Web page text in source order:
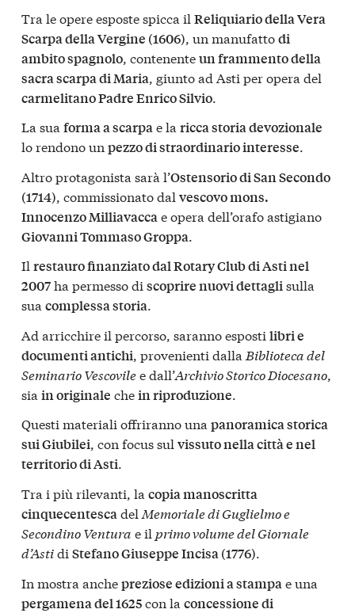
Tra le opere esposte spicca il Reliquiario della Vera
Scarpa della Vergine (1606) , un manufattodi
ambito spagnolo , contenenteun frammento della
sacra scarpa di Maria , giunto ad Asti per opera del
carmelitano Padre Enrico Silvio
La sua forma a scarpae la ricca storia devozionale
lo rendono un pezzo di straordinario interesse.
Altro protagonista sarà l’Ostensorio di San Secondo
(1714), commissionato dal vescovo mons.
Innocenzo Milliavaccae opera dell’orafo astigiano
Giovanni Tommaso Groppa.
Il restauro finanziato dal Rotary Club di Asti nel
2007ha permesso di scoprire nuovi dettaglisulla
sua complessa storia.
Ad arricchire il percorso, saranno esposti libri e
documenti antichi, provenienti dalla Biblioteca del
Seminario Vescovilee dall’Archivio Storico Diocesano,
sia in originale chein riproduzione.
Questi materiali offriranno una panoramica storica
sui Giubilei, con focus sul vissuto nella città e nel
territorio di Asti.
Tra i più rilevanti, la copia manoscritta
cinquecentescadel Memoriale di Guglielmo e
Secondino Ventura e il primo volume del Giornale
d’Astidi Stefano Giuseppe Incisa (1776).
In mostra anchepreziose edizioni a stampae una
pergamena del 1625con la concessione di